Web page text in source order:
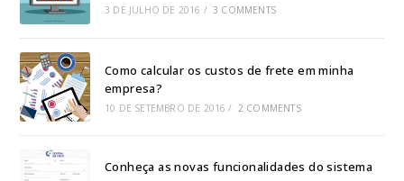
3 DE JULHO DE 2016 / 3 COMMENTS
Como calcular os custos de frete em minha
empresa?
10 DE SETEMBRO DE 2016 / 2 COMMENTS
Conheça as novas funcionalidades do sistema